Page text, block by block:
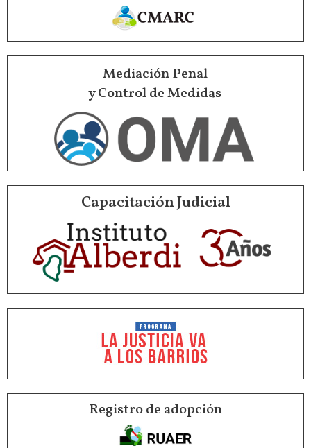
Mediación Penal
y Control de Medidas
Capacitación Judicial
Registro de adopción